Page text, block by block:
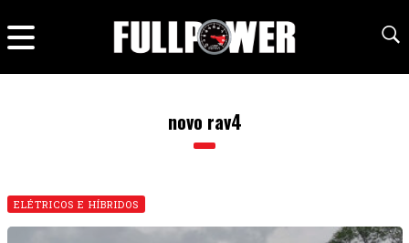
novo rav4
ELÉTRICOS E HÍBRIDOS